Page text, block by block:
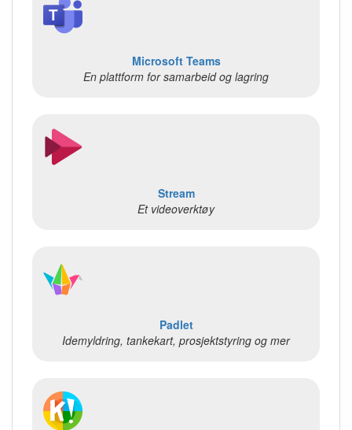
Microsoft Teams
En plattform for samarbeid og lagring
Stream
Et videoverktøy
Padlet
Idemyldring, tankekart, prosjektstyring og mer